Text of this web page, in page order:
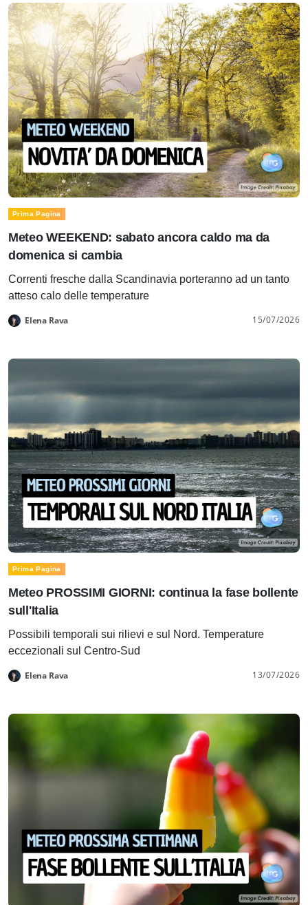
Prima Pagina
Meteo WEEKEND: sabato ancora caldo ma da
domenica si cambia
Correnti fresche dalla Scandinavia porteranno ad un tanto
atteso calo delle temperature
Elena Rava 15/07/2026
Prima Pagina
Meteo PROSSIMI GIORNI: continua la fase bollente
sull'Italia
Possibili temporali sui rilievi e sul Nord. Temperature
eccezionali sul Centro-Sud
Elena Rava 13/07/2026